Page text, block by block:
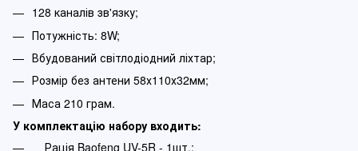
128 каналів зв'язку;
Потужність: 8W;
Вбудований світлодіодний ліхтар;
Розмір без антени 58х110х32мм;
Маса 210 грам.
У комплектацію набору входить:
Рація Baofeng UV-5R - 1шт.;